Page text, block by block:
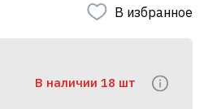
В избранное
В наличии 18 шт